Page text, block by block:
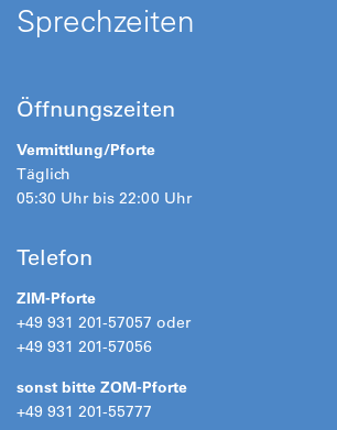
Sprechzeiten
Öffnungszeiten
Vermittlung/Pforte
Täglich
05:30 Uhr bis 22:00 Uhr
Telefon
ZIM-Pforte
+49 931 201-57057 oder
+49 931 201-57056
sonst bitte ZOM-Pforte
+49 931 201-55777